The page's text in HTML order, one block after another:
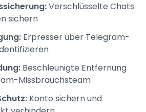
Verschlüsselte Chats
sichern
Erpresser über Telegram-
Beschleunigte Entfernung
Missbrauchsteam
Konto sichern und